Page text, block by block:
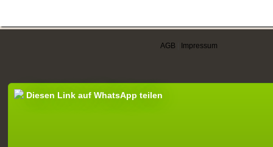
AGB Impressum
Diesen Link auf WhatsApp teilen